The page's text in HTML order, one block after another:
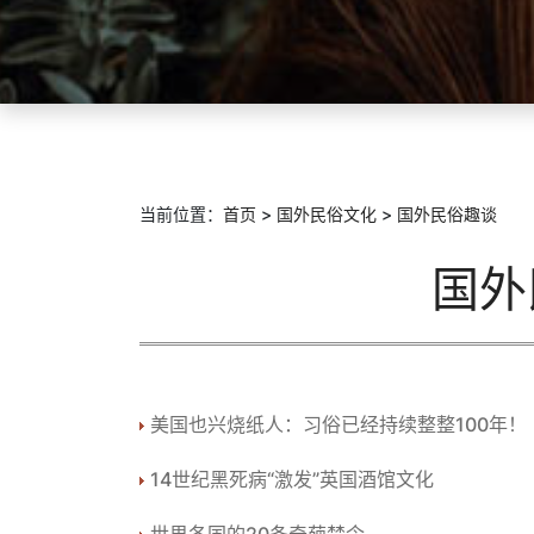
当前位置： 首页 > 国外民俗文化 > 国外民俗趣谈
国
美国也兴烧纸人：习俗已经持续整整100年！
14世纪黑死病“激发”英国酒馆文化